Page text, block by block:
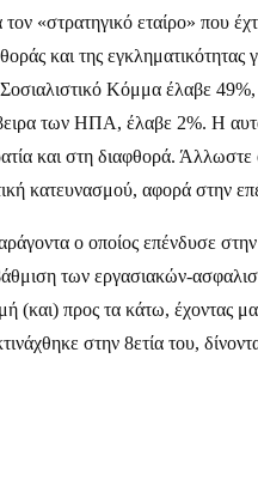
«στρατηγικό εταίρο»
και της εγκληματικότητας
Το Σοσιαλιστικό Κόμμα
των ΗΠΑ, έλαβε 2%. Η
και στη διαφθορά.
κατευνασμού, αφορά στην
ο οποίος επένδυσε
των εργασιακών-
προς τα κάτω, έχοντας
στην 8ετία του,